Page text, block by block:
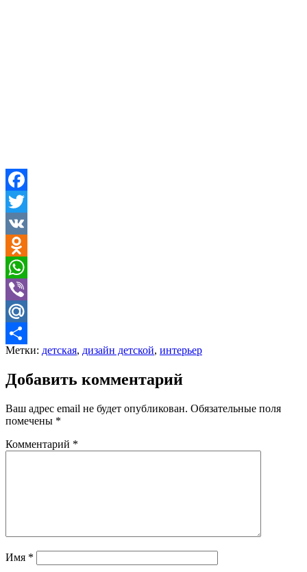
Facebook
Twitter
VK
Odnoklassniki
WhatsApp
Viber
Mail.Ru
Отправить
Метки: детская, дизайн детской, интерьер
Добавить комментарий
Ваш адрес email не будет опубликован. Обязательные поля
помечены *
Комментарий *
Имя *